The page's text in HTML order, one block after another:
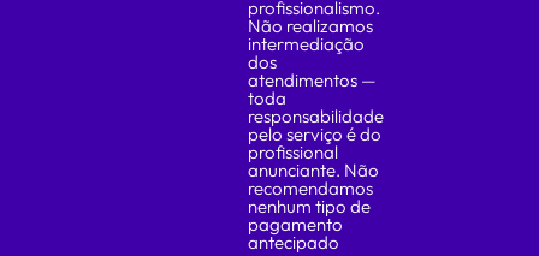
profissionalismo.
Não realizamos
intermediação
dos
atendimentos —
toda
responsabilidade
pelo serviço é do
profissional
anunciante. Não
recomendamos
nenhum tipo de
pagamento
antecipado